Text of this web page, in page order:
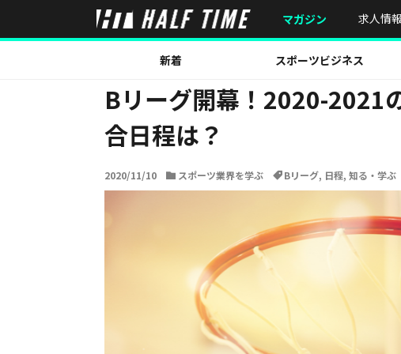
マガジン 求人情報
新着 スポーツビジネス
HOME スポーツ業界を学ぶ Bリーグ開幕！2020-2021のレギュ
Bリーグ開幕！2020-2021
合日程は？
2020/11/10 スポーツ業界を学ぶ Bリーグ, 日程, 知る・学ぶ